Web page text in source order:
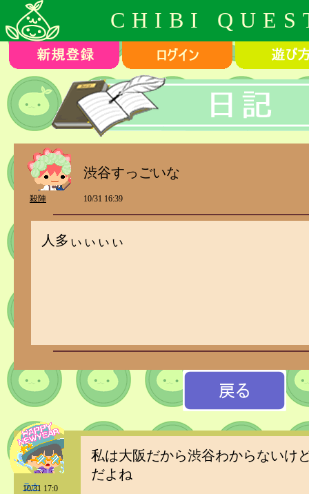
CHIBI
渋谷すっごいな
殺陣 10/31 16:39
人多ぃぃぃぃ
私は大阪だから渋谷わからないけ
だよね
ラナ
10/31 17:0